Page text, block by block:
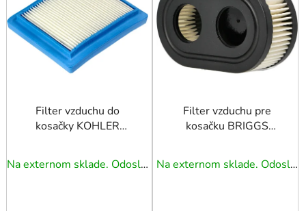
s
o
Filter vzduchu do
kosačky KOHLER
14 083 22-S
Na externom sklade. Odoslanie 3 - 5 prac. dní.
Filter vzduchu pre
kosačku BRIGGS
550EX 625E 593260
Na externom sklade. Odoslanie 3 - 5 prac. dní.